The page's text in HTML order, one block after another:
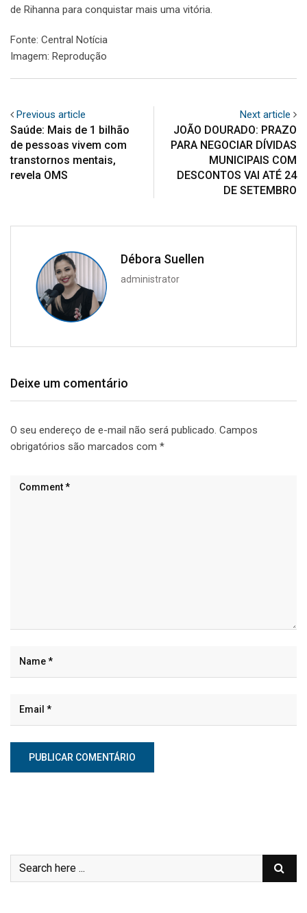
de Rihanna para conquistar mais uma vitória.
Fonte: Central Notícia
Imagem: Reprodução
Previous article
Saúde: Mais de 1 bilhão
de pessoas vivem com
transtornos mentais,
revela OMS
Next article
JOÃO DOURADO: PRAZO
PARA NEGOCIAR DÍVIDAS
MUNICIPAIS COM
DESCONTOS VAI ATÉ 24
DE SETEMBRO
Débora Suellen
administrator
Deixe um comentário
O seu endereço de e-mail não será publicado. Campos
obrigatórios são marcados com *